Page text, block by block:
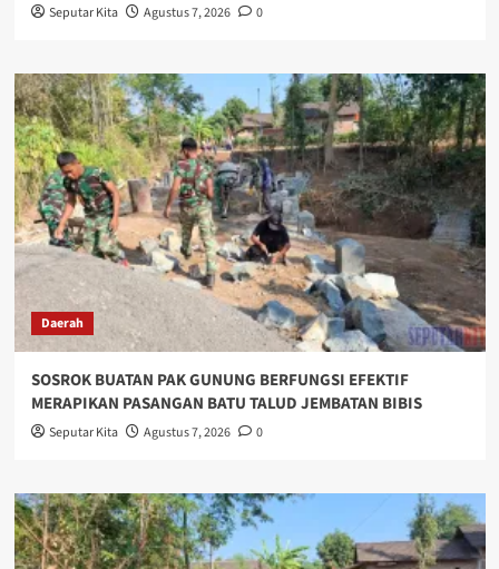
Seputar Kita Agustus 7, 2026 0
Daerah
SOSROK BUATAN PAK GUNUNG BERFUNGSI EFEKTIF
MERAPIKAN PASANGAN BATU TALUD JEMBATAN BIBIS
Seputar Kita Agustus 7, 2026 0